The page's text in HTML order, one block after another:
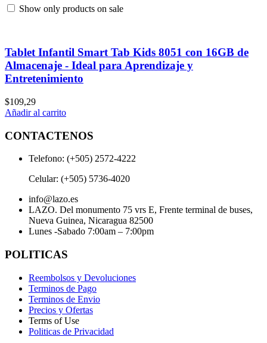
Show only products on sale
Tablet Infantil Smart Tab Kids 8051 con 16GB de
Almacenaje - Ideal para Aprendizaje y
Entretenimiento
$109,29
Añadir al carrito
CONTACTENOS
Telefono: (+505) 2572-4222
Celular: (+505) 5736-4020
info@lazo.es
LAZO. Del monumento 75 vrs E, Frente terminal de buses,
Nueva Guinea, Nicaragua 82500
Lunes -Sabado 7:00am – 7:00pm
POLITICAS
Reembolsos y Devoluciones
Terminos de Pago
Terminos de Envio
Precios y Ofertas
Terms of Use
Politicas de Privacidad